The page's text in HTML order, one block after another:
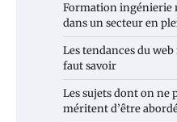
Formation ingénierie
dans un secteur en
Les tendances du
faut savoir
Les sujets dont on ne
méritent d’être